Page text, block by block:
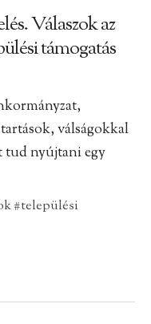
Válaszok az
támogatás
válságokkal
tud nyújtani egy
#települési